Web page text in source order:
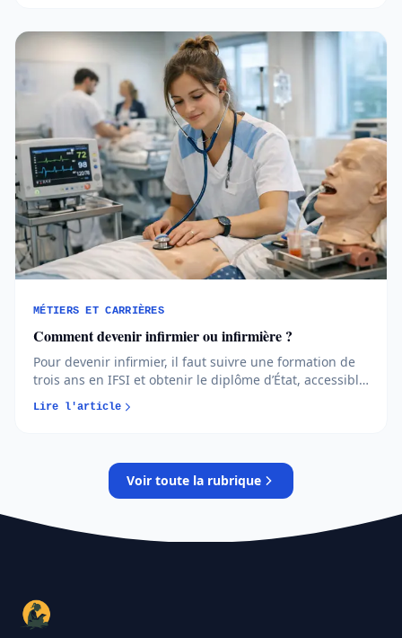
MÉTIERS ET CARRIÈRES
Comment devenir infirmier ou infirmière ?
Pour devenir infirmier, il faut suivre une formation de
trois ans en IFSI et obtenir le diplôme d’État, accessible
via Parcoursup ou en reconversion. Études, admission,
salaires et débouchés : l’essentiel pour vous projeter
Lire l'article
Voir toute la rubrique